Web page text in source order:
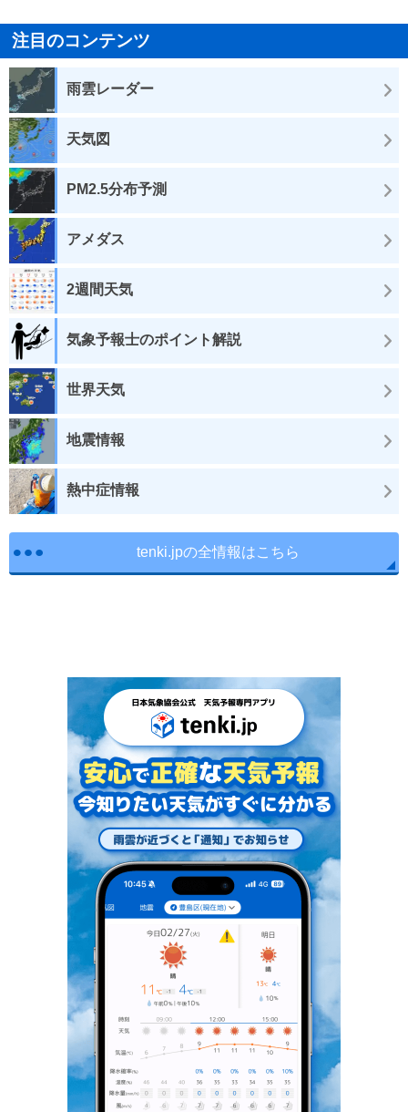
注目のコンテンツ
雨雲レーダー
天気図
PM2.5分布予測
アメダス
2週間天気
気象予報士のポイント解説
世界天気
地震情報
熱中症情報
tenki.jpの全情報はこちら